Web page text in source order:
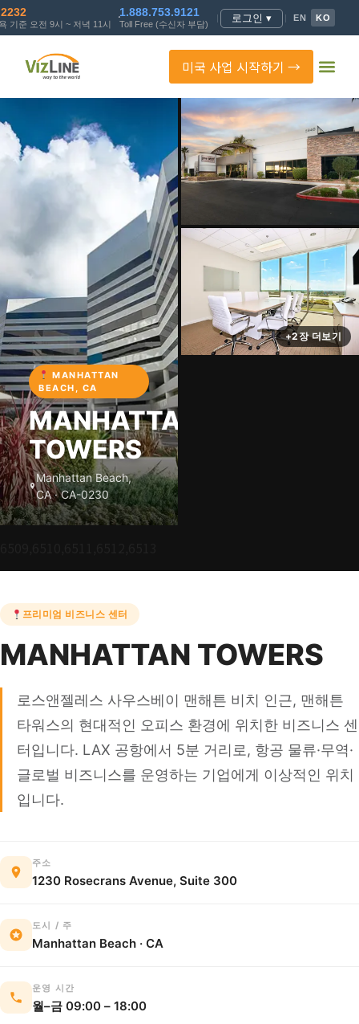
기준 오전 9시 ~ 저녁 11시
1.888.753.9121
Toll Free (수신자 부담)
| 로그인 ▾ | EN KO
미국 사업 시작하기 →
MANHATTAN
BEACH, CA
MANHATTAN
TOWERS
Manhattan Beach,
CA · CA-0230
+2장 더보기
프리미엄 비즈니스 센터
MANHATTAN TOWERS
로스앤젤레스 사우스베이 맨해튼 비치 인근, 맨해튼
타워스의 현대적인 오피스 환경에 위치한 비즈니스 센
터입니다. LAX 공항에서 5분 거리로, 항공 물류·무역·
글로벌 비즈니스를 운영하는 기업에게 이상적인 위치
입니다.
주소
1230 Rosecrans Avenue, Suite 300
도시 / 주
Manhattan Beach · CA
운영 시간
월–금 09:00 – 18:00